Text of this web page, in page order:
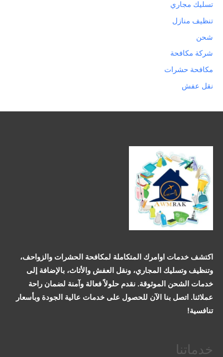
تسليك مجاري
تنظيف منازل
شحن
شركة مكافحة
مكافحة حشرات
نقل عفش
اكتشف خدمات اوامرك المتكاملة لمكافحة الحشرات والزواحف،
وتنظيف وتسليك المجاري، ونقل العفش والأثاث، بالإضافة إلى
خدمات الشحن الموثوقة. نقدم حلولاً فعالة وآمنة لضمان راحة
عملائنا. اتصل بنا الآن للحصول على خدمات عالية الجودة وبأسعار
تنافسية!
خدماتنا